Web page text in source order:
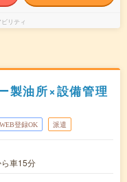
リティ
製油所×設備管理
WEB登録OK 派遣
車15分